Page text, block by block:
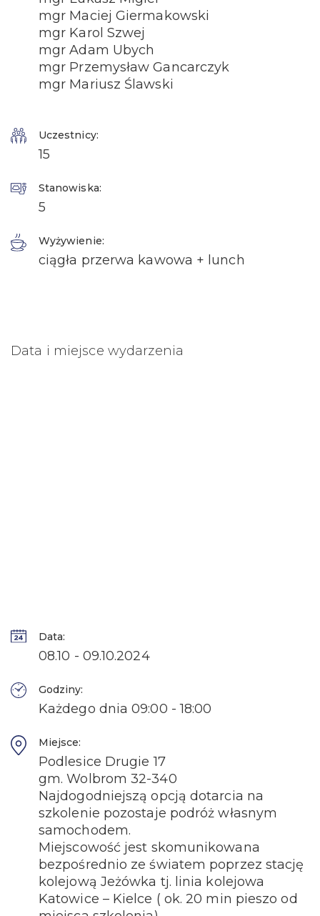
mgr Maciej Giermakowski
mgr Karol Szwej
mgr Adam Ubych
mgr Przemysław Gancarczyk
mgr Mariusz Ślawski
Uczestnicy:
15
Stanowiska:
5
Wyżywienie:
ciągła przerwa kawowa + lunch
Data i miejsce wydarzenia
Data:
08.10 - 09.10.2024
Godziny:
Każdego dnia 09:00 - 18:00
Miejsce:
Podlesice Drugie 17
gm. Wolbrom 32-340
Najdogodniejszą opcją dotarcia na
szkolenie pozostaje podróż własnym
samochodem.
Miejscowość jest skomunikowana
bezpośrednio ze światem poprzez stację
kolejową Jeżówka tj. linia kolejowa
Katowice – Kielce ( ok. 20 min pieszo od